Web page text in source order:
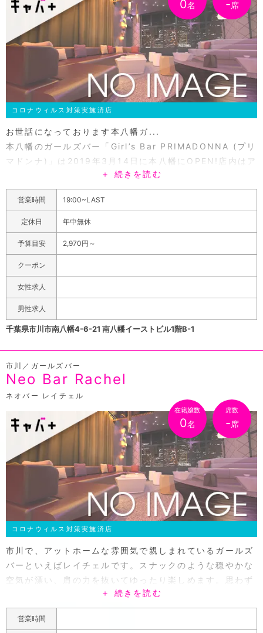
0名 -席
コロナウィルス対策実施済店
お世話になっております本八幡ガ...
本八幡のガールズバー「Girl’s Bar PRIMADONNA (プリ
マドンナ)」は2019年3月14日に本八幡にOPEN!店内はア
ジアンリゾート風のこだわり抜いた空間です! 市川市にコ
ンセプトのあるガールズバーは少ないのですこしおしゃれ
なバーで飲みたいって時はプリマドンナをチェックしてく
ださいただし、女の子は若く、カラオケもあるので固くな
らないカジュアルな雰囲気です。＋700円で飲み放題コー
スに変更が可能です。1ドリンクが600円〜なので断然お
得です!さらにご新規様は初回の40分が2,000円(飲み放題
込み)になるクーポンもあります! ぜひこの機会にご利用く
ださい。まだまだ新しくきれいな店舗ですので市川・本八
幡などでガールズバーを探していましたらぜひご来店くだ
さい!
＋ 続きを読む
営業時間 19:00~LAST
定休日 年中無休
予算目安 2,970円～
クーポン
女性求人
男性求人
千葉県市川市南八幡4-6-21 南八幡イーストビル1階B-1
市川／ガールズバー
Neo Bar Rachel
ネオバー レイチェル
在籍嬢数
0名
席数
-席
コロナウィルス対策実施済店
市川で、アットホームな雰囲気で親しまれているガールズ
バーといえばレイチェルです。スナックのような穏やかな
空気が漂い、肩の力を抜いてゆったり楽しめます。思わず
長居してしまうお客様が続出しているため、料金設定は来
店時のチャージ料だけで何時間でもお過ごしいただけま
す。ドリンクは1杯500円からのリーズナブルな設定で、
＋ 続きを読む
営業時間